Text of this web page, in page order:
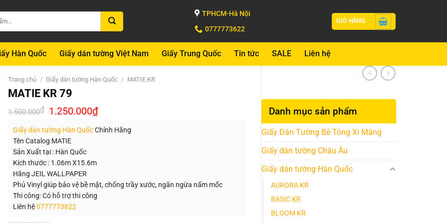
TPHCM-Hà Nội
0777773622
GIỎ HÀNG
Hàn Quốc Giấy dán tường Việt Nam Giấy Trung Quốc Tin tức SALE Liên hệ
Danh mục sản phẩm
Giấy Dán Tường Bê Tông Xi Măng
Giấy dán tường Châu Âu
Giấy dán tường Hàn Quốc
AURORA KR
BASIC KR
BLOOM KR
Trang chủ / Giấy dán tường Hàn Quốc / MATIE KR
MATIE KR 79
1.500.000₫ Giá
gốc
1.500.000₫.
1.250.000₫Giá
hiện
là:
Giấy dán tường Hàn QuốcChính Hãng
Tên Catalog MATIE
Sản Xuất tại : Hàn Quốc
Kích thước : 1.06m X15.6m
Hãng JEIL WALLPAPER
Phủ Vinyl giúp bảo vệ bề mặt, chống trầy xước, ngăn ngừa nấm mốc
Thi công: Có hỗ trợ thi công
Liên hệ0777773622